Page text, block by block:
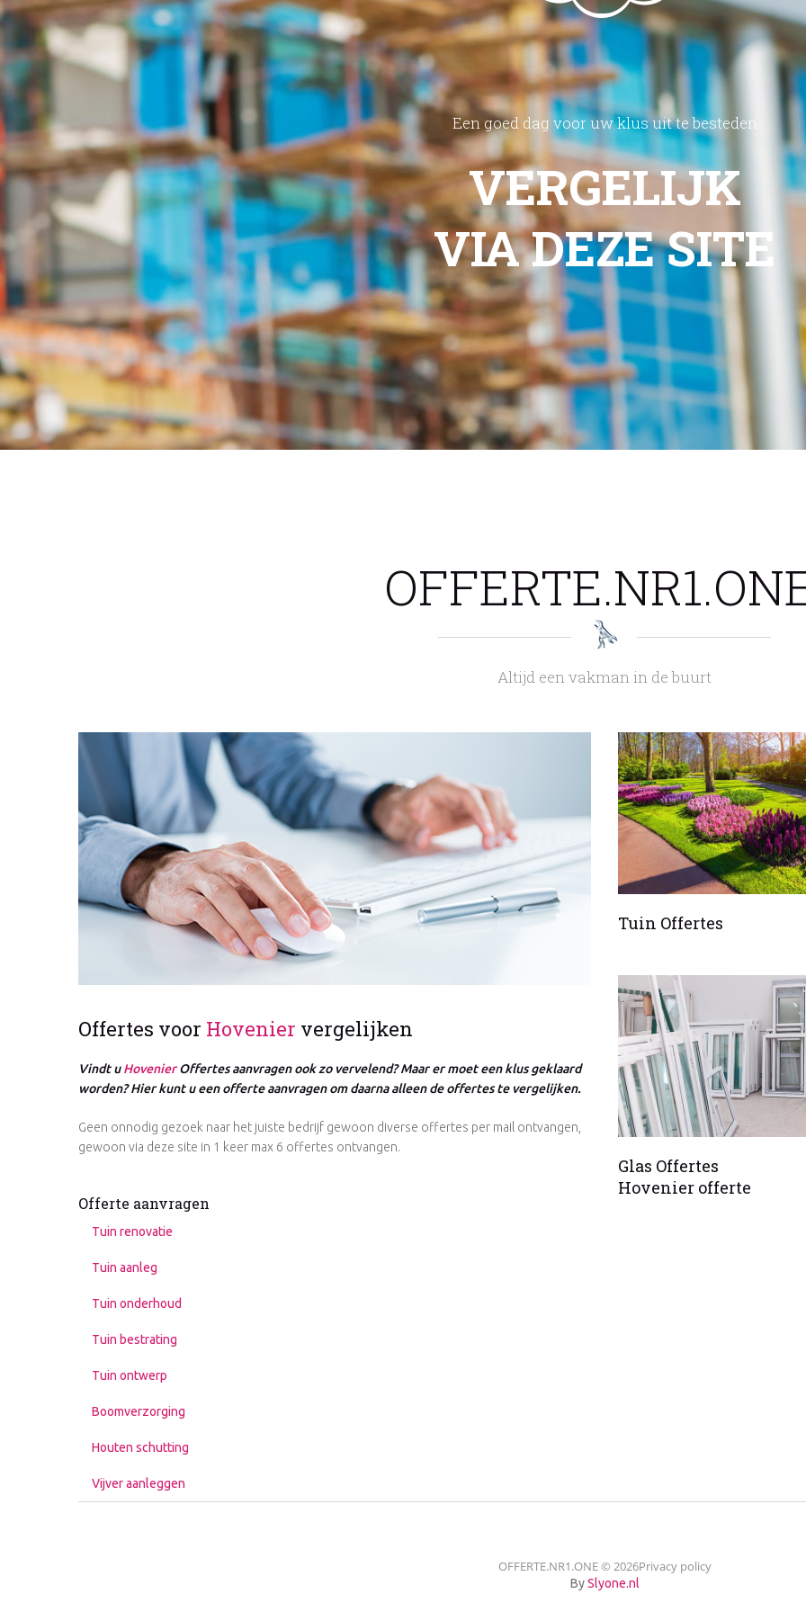
Een goed dag voor uw klus uit te besteden
VERGELIJK
VIA DEZE SITE
Altijd een vakman in de buurt
Offertes voor Hovenier vergelijken
Vindt uHovenierOffertes aanvragen ook zo vervelend? Maar er moet een klus geklaard
worden? Hier kunt u een offerte aanvragen om daarna alleen de offertes te vergelijken.
Geen onnodig gezoek naar het juiste bedrijf gewoon diverse offertes per mail ontvangen,
gewoon via deze site in 1 keer max 6 offertes ontvangen.
Offerte aanvragen
Tuin renovatie
Tuin aanleg
Tuin onderhoud
Tuin bestrating
Tuin ontwerp
Boomverzorging
Houten schutting
Vijver aanleggen
Tuin Offertes
Glas Offertes
Hovenier offerte
OFFERTE.NR1.ONE© 2026Privacy policy
BySlyone.nl